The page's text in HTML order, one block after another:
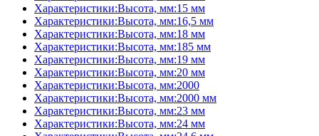
Характеристики:Высота, мм:15 мм
Характеристики:Высота, мм:16,5 мм
Характеристики:Высота, мм:18 мм
Характеристики:Высота, мм:185 мм
Характеристики:Высота, мм:19 мм
Характеристики:Высота, мм:20 мм
Характеристики:Высота, мм:2000
Характеристики:Высота, мм:2000 мм
Характеристики:Высота, мм:23 мм
Характеристики:Высота, мм:24 мм